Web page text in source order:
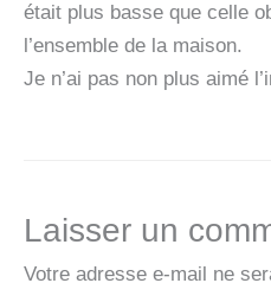
était plus basse que celle
l’ensemble de la maison.
Je n’ai pas non plus aimé
Laisser un
Votre adresse e-mail ne